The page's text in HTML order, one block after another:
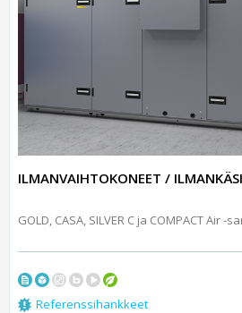
ILMANVAIHTOKONEET /
GOLD, CASA, SILVER C ja COMPACT Air
Referenssihankkeet